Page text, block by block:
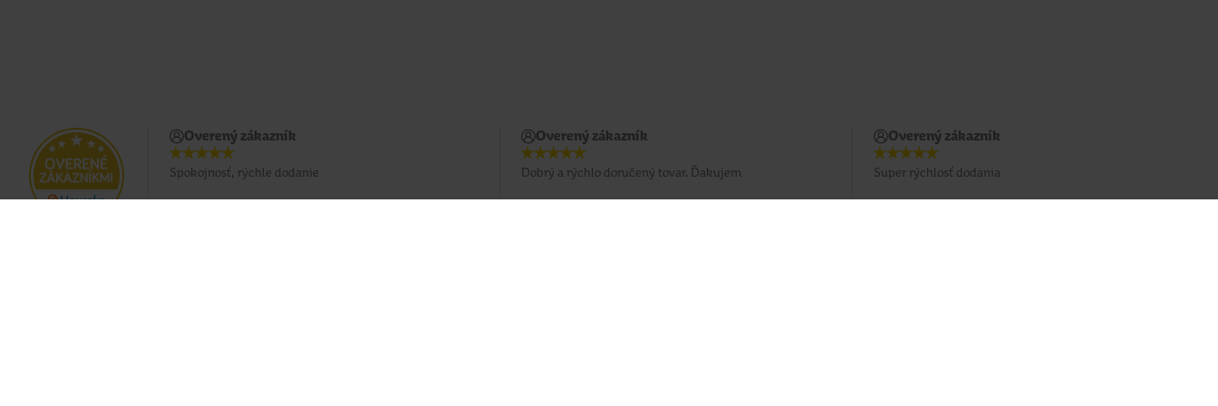
Overený zákazník
Spokojnosť, rýchle dodanie
Overený zákazník
Dobrý a rýchlo doručený tovar. Ďakujem
Overený zákazník
Super rýchlosť dodania